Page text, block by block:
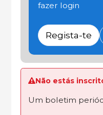
fazer login
Regista-te
Não estás
Um boletim